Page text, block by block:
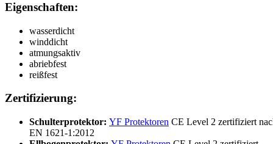
Eigenschaften:
wasserdicht
winddicht
atmungsaktiv
abriebfest
reißfest
Zertifizierung:
Schulterprotektor: YF Protektoren CE Level 2 zertifiziert
EN 1621-1:2012